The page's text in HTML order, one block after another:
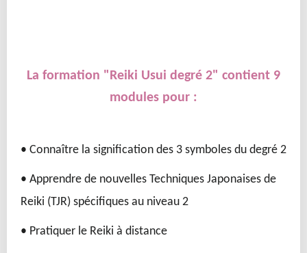
La formation "Reiki Usui degré 2" contient 9
modules pour :
• Connaître la signification des 3 symboles du degré 2
• Apprendre de nouvelles Techniques Japonaises de
Reiki (TJR) spécifiques au niveau 2
• Pratiquer le Reiki à distance